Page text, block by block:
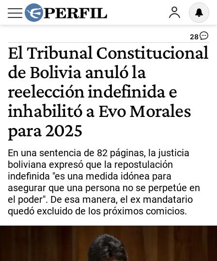
28
El Tribunal Constitucional
de Bolivia anuló la
reelección indefinida e
inhabilitó a Evo Morales
para 2025
En una sentencia de 82 páginas, la justicia
boliviana expresó que la repostulación
indefinida "es una medida idónea para
asegurar que una persona no se perpetúe en
el poder". De esa manera, el ex mandatario
quedó excluido de los próximos comicios.